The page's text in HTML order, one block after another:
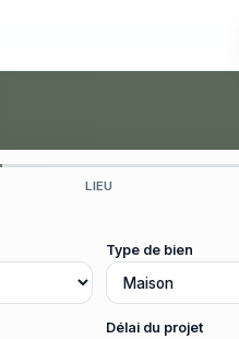
LIEU
Type de bien
Délai du projet